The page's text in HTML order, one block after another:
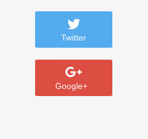
Twitter
Google+